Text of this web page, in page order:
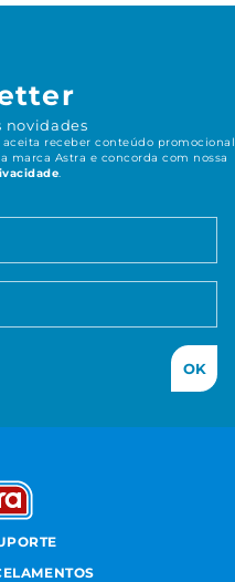
novidades
receber conteúdo promocional
marca Astra e concorda com nossa
.
OK